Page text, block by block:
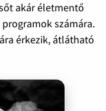
akár életmentő
számára.
érkezik, átlátható